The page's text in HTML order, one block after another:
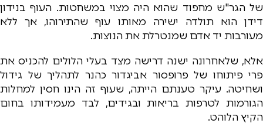
של הגר"ש מחפוד שהוא היה מצוי במשחטות. העוף בנידון
דידן הוא תולדה ישירה מאותו עוף שהתירוהו, אך ללא
מעורבות יד אדם שמנטרלת את הנוצות.
אלא, שלאחרונה ישנה דרישה מצד בעלי הלולים להכניס את
פרי פיתוחו של פרופסור אביגדור כהנר לתהליך של גידול
ושחיטה. עיקר טענתם הייתה, שעוף זה הינו חסין למחלות
הגורמות לטרפות בריאות ובגידים, לבד מעמידותו בחום
הקיץ הלוהט.